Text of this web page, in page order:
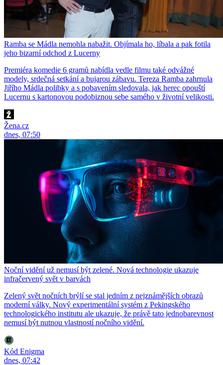
Ramba se Mádla nemohla nabažit. Objímala ho, líbala a pak fotila
jeho bizarní odchod z Lucerny
Premiéra komedie 6 gramů nabídla vedle filmu také odvážné
modely, srdečná setkání a bujarou zábavu. Tereza Ramba zahrnula
Jiřího Mádla polibky a s pobavením sledovala, jak herec opouští
Lucernu s kartonovou podobiznou sebe samého v životní velikosti.
Žena.cz
dnes, 07:50
Noční vidění už nemusí být zelené. Nová technologie ukazuje
infračervený svět v barvách
Zelený svět nočních brýlí se stal jedním z nejznámějších obrazů
moderní války. Nový experimentální systém z Pekingského
technologického institutu ale ukazuje, že právě tato jednobarevnost
nemusí být nutnou vlastností nočního vidění.
Kód Enigma
dnes, 07:42